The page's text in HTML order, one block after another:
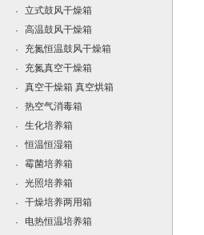
·
立式鼓风干燥箱
·
高温鼓风干燥箱
·
充氮恒温鼓风干燥箱
·
充氮真空干燥箱
·
真空干燥箱 真空烘箱
·
热空气消毒箱
·
生化培养箱
·
恒温恒湿箱
·
霉菌培养箱
·
光照培养箱
·
干燥培养两用箱
·
电热恒温培养箱